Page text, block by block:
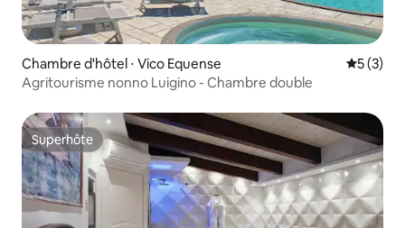
Chambre d'hôtel ⋅ Vico Equense
5 (3)
Agritourisme nonno Luigino - Chambre double
Superhôte
Superhôte